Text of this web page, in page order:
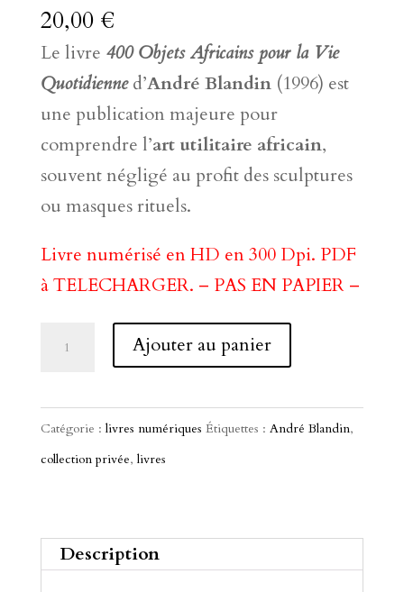
20,00 €
Le livre 400 Objets Africains pour la Vie
Quotidienned’André Blandin(1996) est
une publication majeure pour
comprendre l’art utilitaire africain,
souvent négligé au profit des sculptures
ou masques rituels.
Livre numérisé en HD en 300 Dpi. PDF
à TELECHARGER. – PAS EN PAPIER –
Objets
Africains
Vie
Ajouter au panier
l
e
Catégorie : livres numériques Étiquettes : André Blandin,
collection privée, livres
Description